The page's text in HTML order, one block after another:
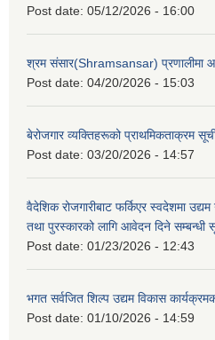
Post date: 05/12/2026 - 16:00
श्रम संसार(Shramsansar) प्रणालीमा
Post date: 04/20/2026 - 15:03
बेरोजगार व्यक्तिहरूको प्राथमिकताक्रम
Post date: 03/20/2026 - 14:57
वैदेशिक रोजगारीबाट फर्किएर स्वदेशमा उद्यम
तथा पुरस्कारको लागि आवेदन दिने सम्बन्धी
Post date: 01/23/2026 - 12:43
भगत सर्वजित शिल्प उद्यम विकास
Post date: 01/10/2026 - 14:59